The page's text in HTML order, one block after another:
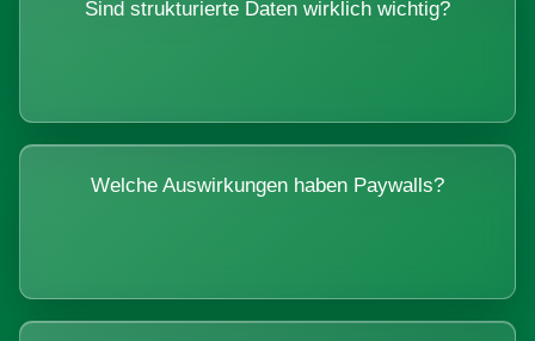
Sind strukturierte Daten wirklich wichtig?
Welche Auswirkungen haben Paywalls?